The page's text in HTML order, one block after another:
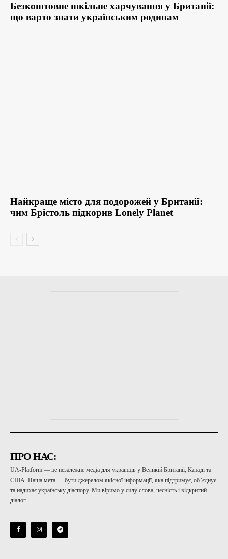
Безкоштовне шкільне харчування у Британії:
що варто знати українським родинам
Найкраще місто для подорожей у Британії:
чим Брістоль підкорив Lonely Planet
ПРО НАС:
UA-Platform — це незалежне медіа для українців у Великій Британії, Канаді та
США. Наша мета — бути джерелом якісної інформації, яка підтримує, об’єднує
та надихає українську діаспору. Ми віримо у силу слова, чесність і відкритий
діалог.